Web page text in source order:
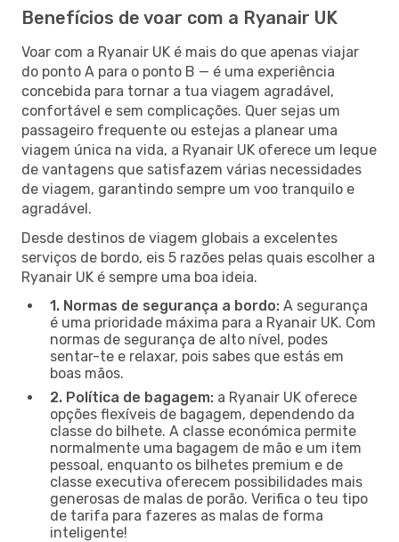
Benefícios de voar com a Ryanair UK
Voar com a Ryanair UK é mais do que apenas viajar
do ponto A para o ponto B — é uma experiência
concebida para tornar a tua viagem agradável,
confortável e sem complicações. Quer sejas um
passageiro frequente ou estejas a planear uma
viagem única na vida, a Ryanair UK oferece um leque
de vantagens que satisfazem várias necessidades
de viagem, garantindo sempre um voo tranquilo e
agradável.
Desde destinos de viagem globais a excelentes
serviços de bordo, eis 5 razões pelas quais escolher a
Ryanair UK é sempre uma boa ideia.
1. Normas de segurança a bordo: A segurança
é uma prioridade máxima para a Ryanair UK. Com
normas de segurança de alto nível, podes
sentar-te e relaxar, pois sabes que estás em
boas mãos.
2. Política de bagagem: a Ryanair UK oferece
opções flexíveis de bagagem, dependendo da
classe do bilhete. A classe económica permite
normalmente uma bagagem de mão e um item
pessoal, enquanto os bilhetes premium e de
classe executiva oferecem possibilidades mais
generosas de malas de porão. Verifica o teu tipo
de tarifa para fazeres as malas de forma
inteligente!